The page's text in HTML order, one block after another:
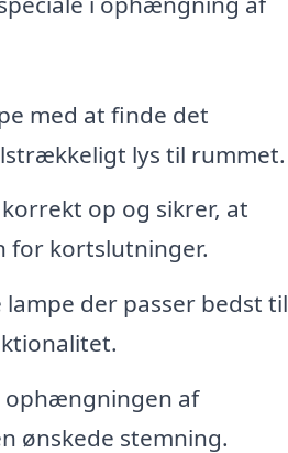
med at finde det
lys til rummet.
op og sikrer, at
for kortslutninger.
der passer bedst til
ophængningen af
ønskede stemning.